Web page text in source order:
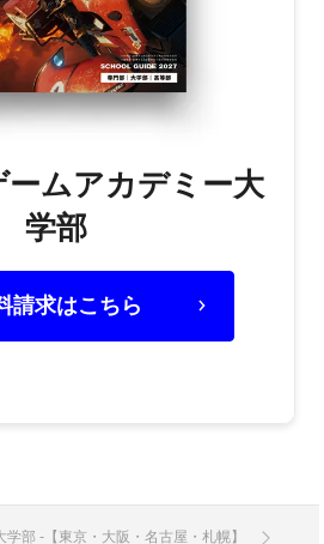
ムアカデミー大
学部
請求はこちら
部 -【東京・大阪・名古屋・札幌】